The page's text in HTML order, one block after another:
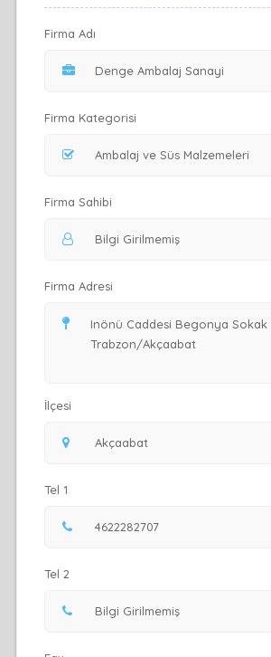
Firma Adı
Firma Kategorisi
Firma Sahibi
Firma Adresi
İlçesi
Tel 1
Tel 2